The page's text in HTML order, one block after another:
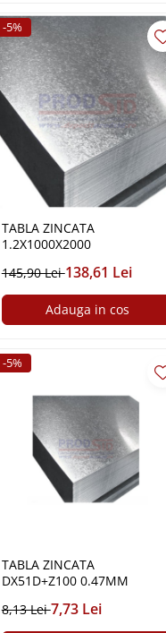
-5%
TABLA ZINCATA
1.2X1000X2000
145,90 Lei138,61 Lei
Adauga in cos
-5%
TABLA ZINCATA
DX51D+Z100 0.47MM
8,13 Lei7,73 Lei